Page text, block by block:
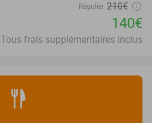
Régulier 210€
140€
Tous frais supplémentaires inclus